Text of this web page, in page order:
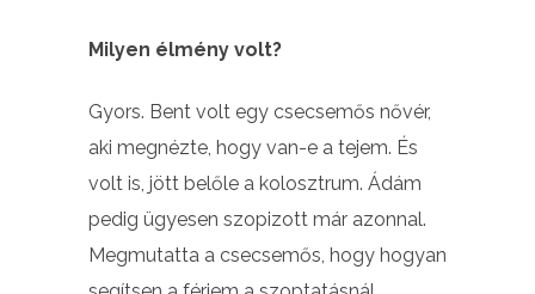
Milyen élmény volt?
Gyors. Bent volt egy csecsemős nővér,
aki megnézte, hogy van-e a tejem. És
volt is, jött belőle a kolosztrum. Ádám
pedig ügyesen szopizott már azonnal.
Megmutatta a csecsemős, hogy hogyan